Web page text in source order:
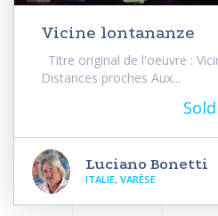
Vicine lontananze
Titre original de l'oeuvre :
Distances proches Aux...
Sold
Luciano Bonetti
ITALIE, VARÈSE